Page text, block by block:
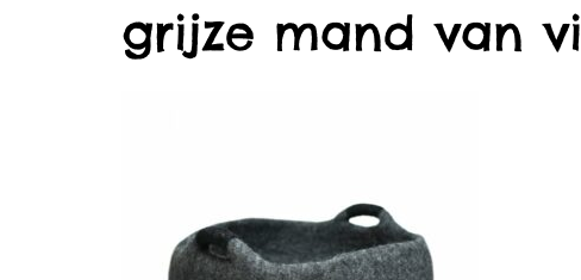
grijze mand van